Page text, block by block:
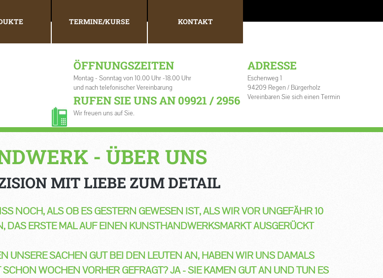
TERMINE/KURSE KONTAKT
ÖFFNUNGSZEITEN
Montag - Sonntag von 10.00 Uhr -18.00 Uhr
und nach telefonischer Vereinbarung
RUFEN SIE UNS AN 09921 / 2956
Wir freuen uns auf Sie.
ADRESSE
Eschenweg 1
94209 Regen / Bürgerholz
Vereinbaren Sie sich einen Termin
- ÜBER UNS
MIT LIEBE ZUM DETAIL
NOCH, ALS OB ES GESTERN GEWESEN IST, ALS WIR VOR UNGEFÄHR 10 J
ERSTE MAL AUF EINEN KUNSTHANDWERKSMARKT AUSGERÜCKT S
UNSERE SACHEN GUT BEI DEN LEUTEN AN, HABEN WIR UNS DAMALS
SCHON WOCHEN VORHER GEFRAGT? JA - SIE KAMEN GUT AN UND TUN ES